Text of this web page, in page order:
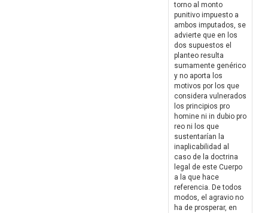
torno al monto
punitivo impuesto a
ambos imputados, se
advierte que en los
dos supuestos el
planteo resulta
sumamente genérico
y no aporta los
motivos por los que
considera vulnerados
los principios pro
homine ni in dubio pro
reo ni los que
sustentarían la
inaplicabilidad al
caso de la doctrina
legal de este Cuerpo
a la que hace
referencia. De todos
modos, el agravio no
ha de prosperar, en